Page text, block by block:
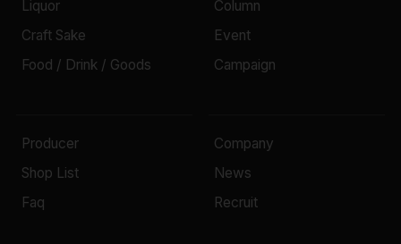
Liquor
Craft Sake
Food / Drink / Goods
Column
Event
Campaign
Producer
Shop List
Faq
Company
News
Recruit